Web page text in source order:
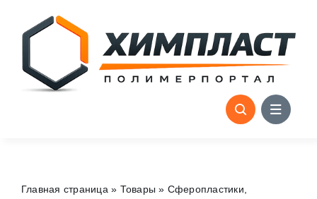
content
Главная страница » Товары » Сферопластики,